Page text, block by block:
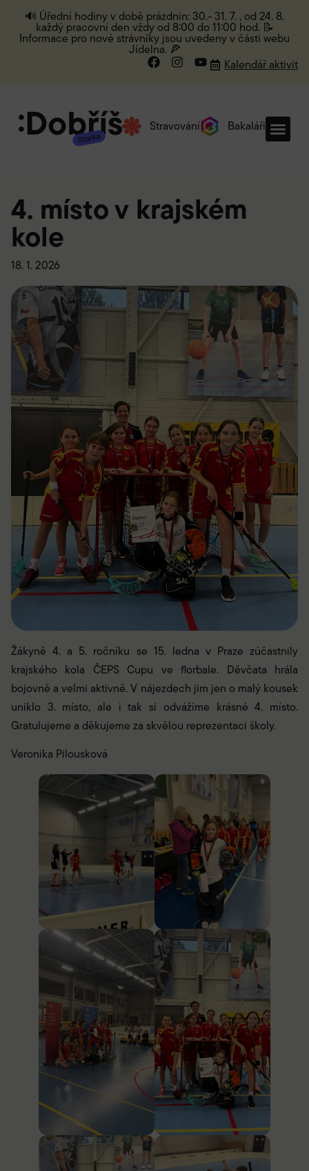
🔊 Úřední hodiny v době prázdnin: 30.- 31. 7. , od 24. 8.
každý pracovní den vždy od 8:00 do 11:00 hod. 📝
Informace pro nové strávníky jsou uvedeny v části webu
Jídelna. 🍕
Kalendář aktivit
Stravování Bakaláři
4. místo v krajském
kole
18. 1. 2026
Žákyně 4. a 5. ročníku se 15. ledna v Praze zúčastnily
krajského kola ČEPS Cupu ve florbale. Děvčata hrála
bojovně a velmi aktivně. V nájezdech jim jen o malý kousek
uniklo 3. místo, ale i tak si odvážíme krásné 4. místo.
Gratulujeme a děkujeme za skvělou reprezentaci školy.
Veronika Pilousková